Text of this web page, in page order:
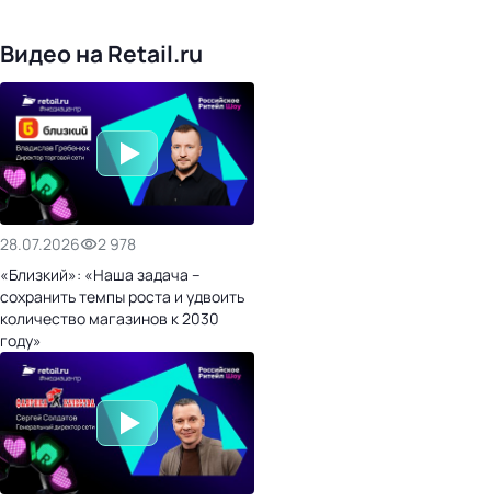
Видео на Retail.ru
28.07.2026
2 978
«Близкий»: «Наша задача –
сохранить темпы роста и удвоить
количество магазинов к 2030
году»